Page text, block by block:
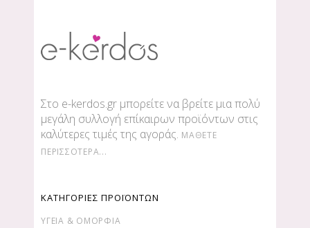
Στο e-kerdos.gr μπορείτε να βρείτε μια πολύ
μεγάλη συλλογή επίκαιρων προϊόντων στις
καλύτερες τιμές της αγοράς. ΜΆΘΕΤΕ
ΠΕΡΙΣΣΌΤΕΡΑ...
ΚΑΤΗΓΟΡΙΕΣ ΠΡΟΪΟΝΤΩΝ
ΥΓΕΊΑ & ΟΜΟΡΦΙΆ